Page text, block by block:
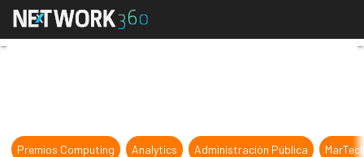
Marta Martínez, IBM: “Cloud
Premios Computing Analytics Administración Pública